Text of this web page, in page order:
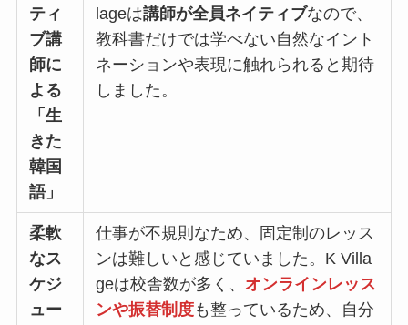
ティ
ブ講
師に
よる
「生
きた
韓国
語」
lageは講師が全員ネイティブなので、
教科書だけでは学べない自然なイント
ネーションや表現に触れられると期待
しました。
柔軟
なス
ケジ
ュー
仕事が不規則なため、固定制のレッス
ンは難しいと感じていました。K Villa
geは校舎数が多く、 オンラインレッス
ンや振替制度も整っているため、自分